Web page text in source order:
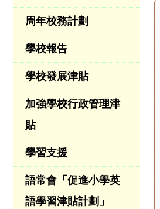
周年校務計劃
學校報告
學校發展津貼
加強學校行政管理津
貼
學習支援
語常會「促進小學英
語學習津貼計劃」